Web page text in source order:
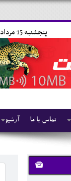
پنجشنبه 15 مرداد 1405-22:48-
آرشیو تماس با ما